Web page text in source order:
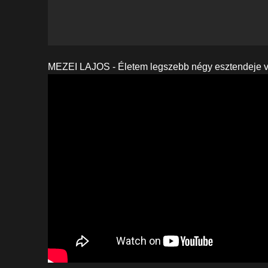
MEZEI LAJOS - Életem legszebb négy esztendeje